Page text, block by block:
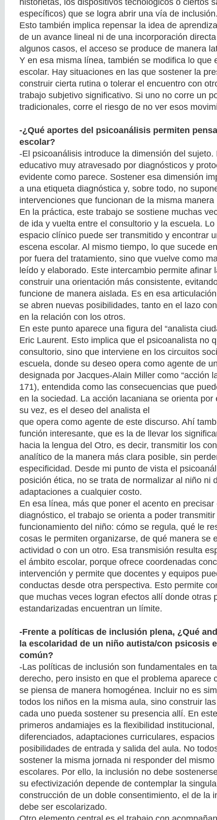
historietas, los dispositivos tecnológicos o ciertos
específicos) que se logra abrir una vía de
Esto también implica repensar la idea de
de un avance lineal ni de una incorporación
algunos casos, el acceso se produce de manera
Y en esa misma línea, también se modifica lo que
escolar. Hay situaciones en las que sostener la
construir cierta rutina o tolerar el encuentro con
trabajo subjetivo significativo. Si uno no corre un
tradicionales, corre el riesgo de no ver esos
-¿Qué aportes del psicoanálisis permiten
escolar?
-El psicoanálisis introduce la dimensión del sujeto.
educativo muy atravesado por diagnósticos y
evidente como parece. Sostener esa dimensión
a una etiqueta diagnóstica y, sobre todo, no
intervenciones que funcionan de la misma manera
En la práctica, este trabajo se sostiene muchas
de ida y vuelta entre el consultorio y la escuela.
espacio clínico puede ser transmitido y encontrar
escena escolar. Al mismo tiempo, lo que sucede
por fuera del tratamiento, sino que vuelve como
leído y elaborado. Este intercambio permite afinar
construir una orientación más consistente,
funcione de manera aislada. Es en esa
se abren nuevas posibilidades, tanto en el lazo
en la relación con los otros.
En este punto aparece una figura del “analista
Eric Laurent. Esto implica que el psicoanalista no
consultorio, sino que interviene en los circuitos
escuela, donde su deseo opera como agente de
designada por Jacques-Alain Miller como “acción
171), entendida como las consecuencias que
en la sociedad. La acción lacaniana se orienta
su vez, es el deseo del analista el
que opera como agente de este discurso. Ahí
función interesante, que es la de llevar los
hacia la lengua del Otro, es decir, transmitir los
analítico de la manera más clara posible, sin
especificidad. Desde mi punto de vista el
posición ética, no se trata de normalizar al niño ni
adaptaciones a cualquier costo.
En esa línea, más que poner el acento en precisar
diagnóstico, el trabajo se orienta a poder
funcionamiento del niño: cómo se regula, qué le
cosas le permiten organizarse, de qué manera se
actividad o con un otro. Esa transmisión resulta
el ámbito escolar, porque ofrece coordenadas
intervención y permite que docentes y equipos
conductas desde otra perspectiva. Esto permite
que muchas veces logran efectos allí donde otras
estandarizadas encuentran un límite.
-Frente a políticas de inclusión plena, ¿Qué
la escolaridad de un niño autista/con psicosis
común?
-Las políticas de inclusión son fundamentales en
derecho, pero insisto en que el problema aparece
se piensa de manera homogénea. Incluir no es
todos los niños en la misma aula, sino construir
cada uno pueda sostener su presencia allí. En
primeros andamiajes es la flexibilidad
diferenciados, adaptaciones curriculares,
posibilidades de entrada y salida del aula. No
sostener la misma jornada ni responder del
escolares. Por ello, la inclusión no debe
su efectivización depende de contemplar la
construcción de un doble consentimiento, el de la
debe ser escolarizado.